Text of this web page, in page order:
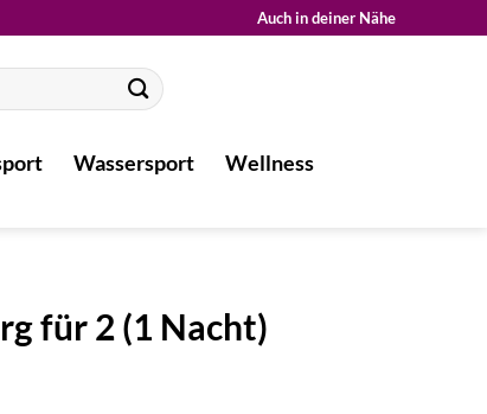
Auch in deiner Nähe
Wassersport
Wellness
für 2 (1 Nacht)